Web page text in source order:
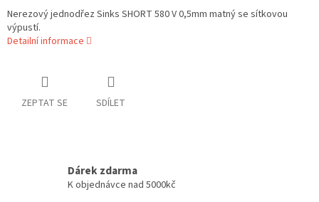
Nerezový jednodřez Sinks SHORT 580 V 0,5mm matný se sítkovou
výpustí.
Detailní informace
ZEPTAT SE SDÍLET
Dárek zdarma
K objednávce nad 5000kč